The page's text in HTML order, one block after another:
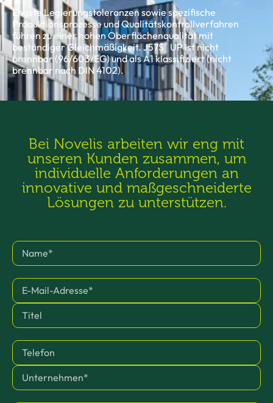
Engste Legierungstoleranzen sowie spezifische
Produktionsprozesse und Qualitätskontrollverfahren
führen zu einer hohen Oberflächenqualität mit
beständiger Gleichmäßigkeit. J57S® UP ist nicht
brennbar (96/603/EG) und als A1 klassifiziert (nicht
brennbar nach DIN 4102).
Bei Novelis arbeiten wir eng mit
unseren Kunden zusammen, um
individuelle Anforderungen an
innovative und maßgeschneiderte
Lösungen zu unterstützen.